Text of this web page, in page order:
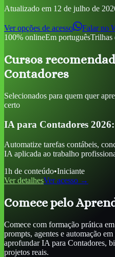
Atualizado em 12 de julho de
Ver opções de acesso
Falar no
100% onlineEm portuguêsTrilhas
Cursos
Contadores
Selecionados para quem quer
certo
IA para Contadores
Automatize tarefas contábeis,
IA aplicada ao trabalho
1h de conteúdo•Iniciante
Ver detalhesVer acesso →
Comece pelo
Comece com formação prática
prompts, agentes e automação
aprofundarIA para Contadores,
projetos reais.